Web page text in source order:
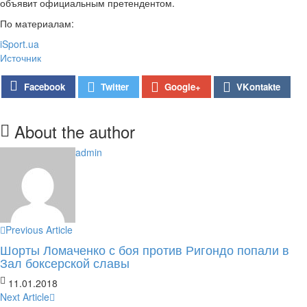
объявит официальным претендентом.
По материалам:
iSport.ua
Источник
Facebook Twitter Google+ VKontakte
About the author
admin
Previous Article
Шорты Ломаченко с боя против Ригондо попали в
Зал боксерской славы
11.01.2018
Next Article